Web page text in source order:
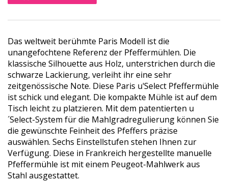
Das weltweit berühmte Paris Modell ist die
unangefochtene Referenz der Pfeffermühlen. Die
klassische Silhouette aus Holz, unterstrichen durch die
schwarze Lackierung, verleiht ihr eine sehr
zeitgenössische Note. Diese Paris u'Select Pfeffermühle
ist schick und elegant. Die kompakte Mühle ist auf dem
Tisch leicht zu platzieren. Mit dem patentierten u
´Select-System für die Mahlgradregulierung können Sie
die gewünschte Feinheit des Pfeffers präzise
auswählen. Sechs Einstellstufen stehen Ihnen zur
Verfügung. Diese in Frankreich hergestellte manuelle
Pfeffermühle ist mit einem Peugeot-Mahlwerk aus
Stahl ausgestattet.